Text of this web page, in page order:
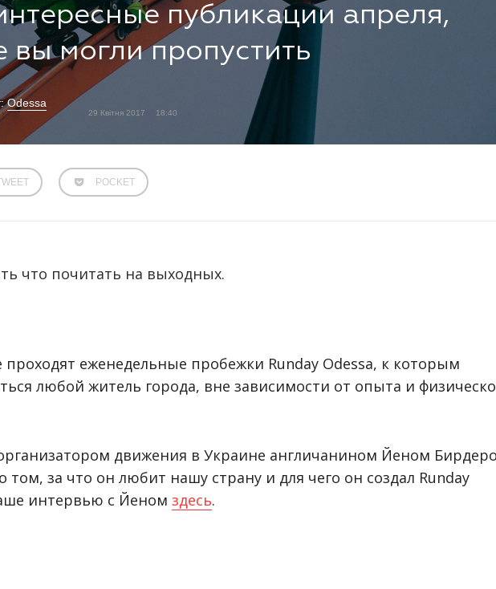
публикации апреля,
вы могли пропустить
Odessa
29 Квітня 2017 18:40
POCKET
что почитать на выходных.
проходят еженедельные пробежки Runday Odessa, к которым
любой житель города, вне зависимости от опыта и
движения в Украине англичанином Йеном
том, за что он любит нашу страну и для чего он создал Runday
интервью с Йеном здесь.